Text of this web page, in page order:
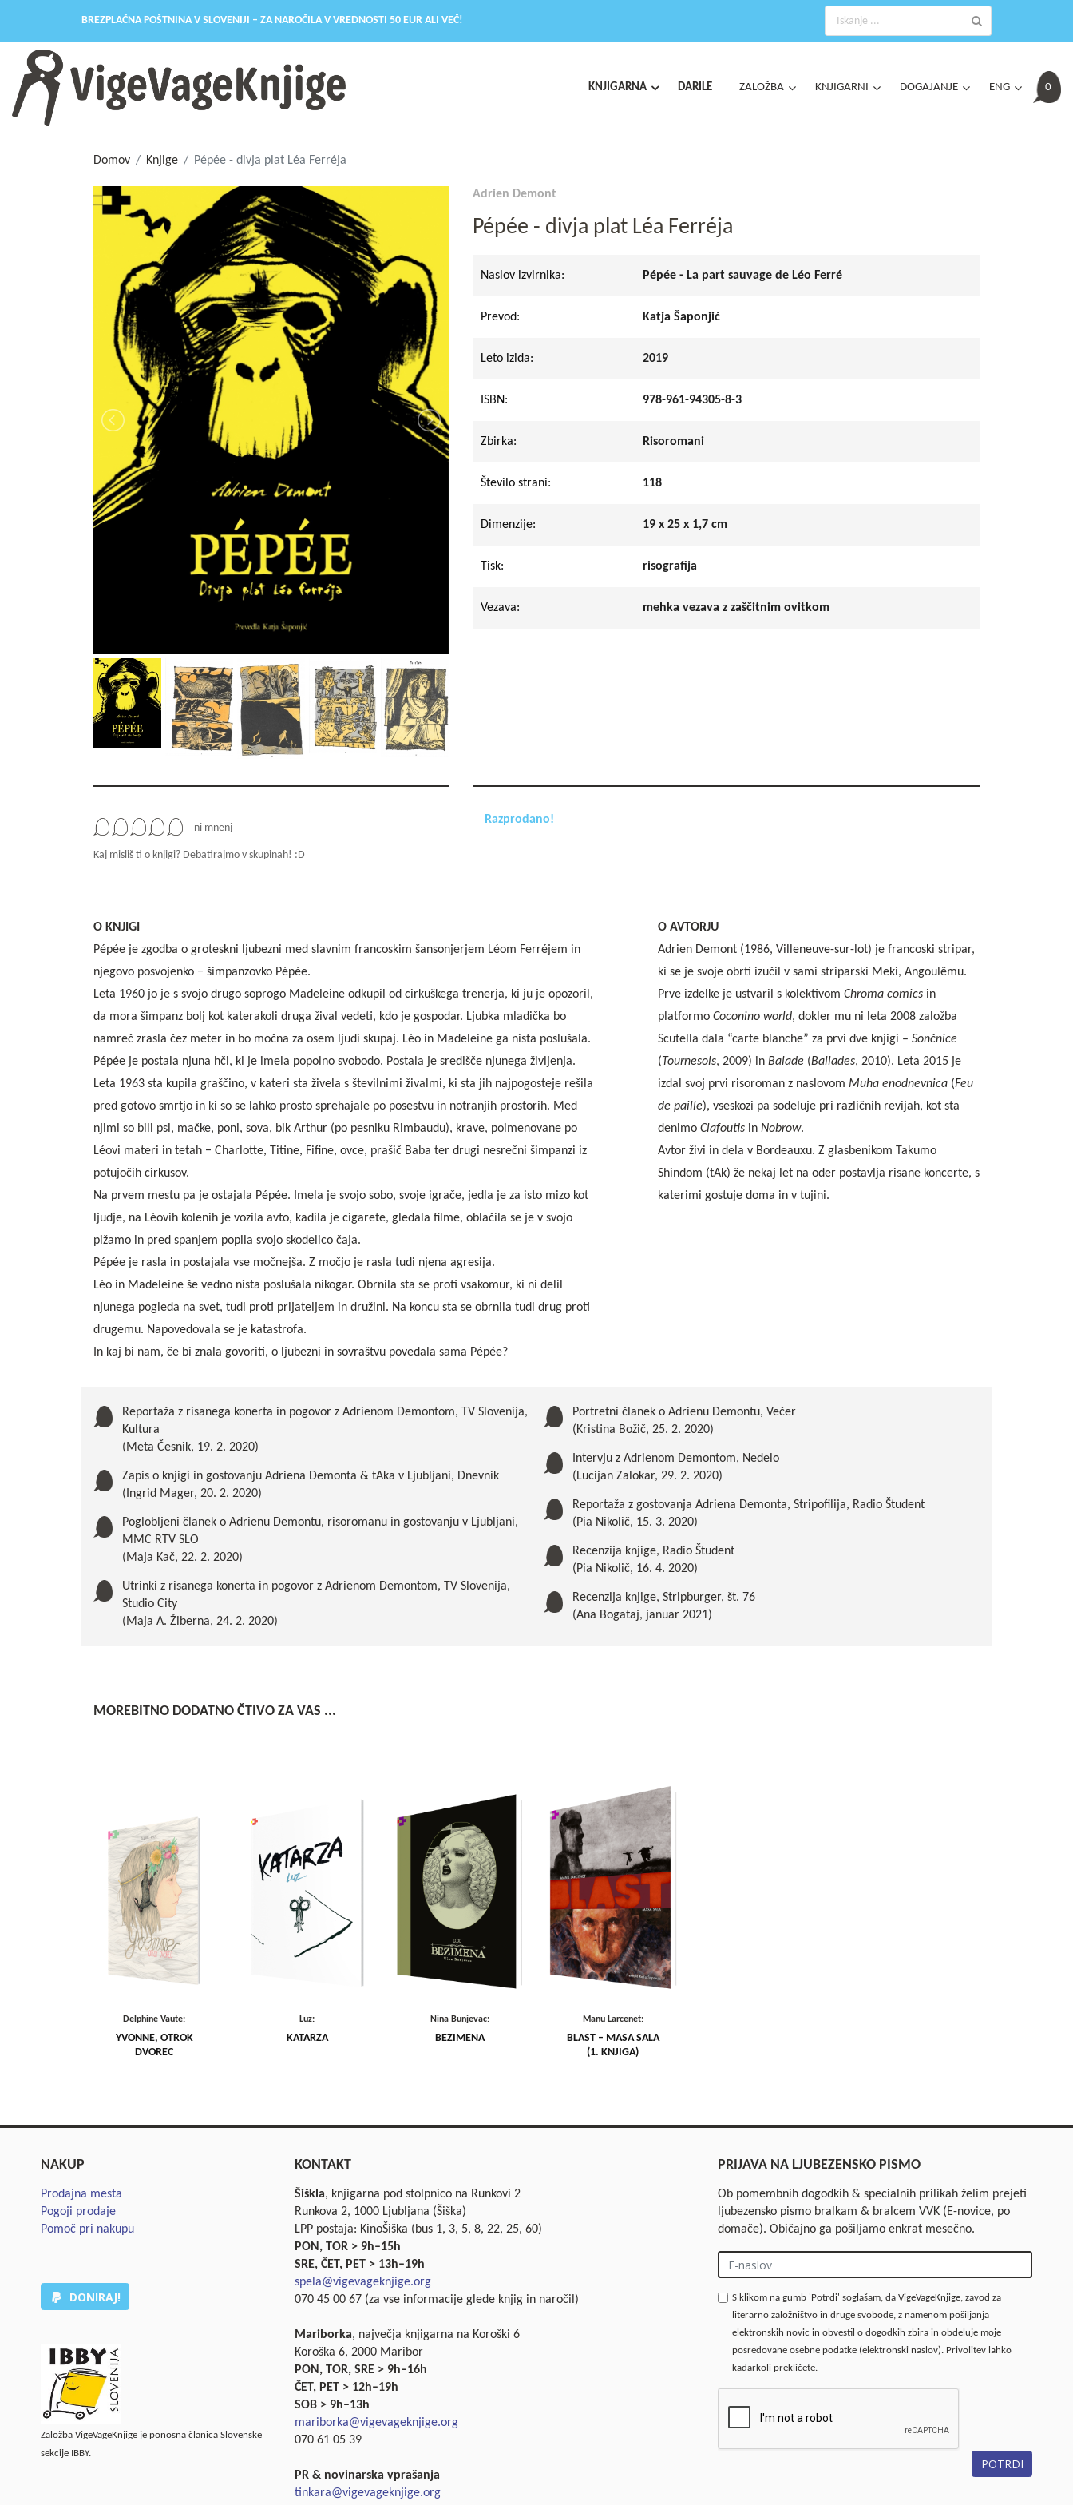
BREZPLAČNA POŠTNINA V SLOVENIJI – ZA NAROČILA V VREDNOSTI 50 EUR ALI VEČ!
KNJIGARNA DARILE ZALOŽBA KNJIGARNI DOGAJANJE ENG 0
Domov Knjige Pépée - divja plat Léa Ferréja
Adrien Demont
Pépée - divja plat Léa Ferréja
Naslov izvirnika: Pépée - La part sauvage de Léo Ferré
Prevod: Katja Šaponjić
Leto izida: 2019
ISBN: 978-961-94305-8-3
Zbirka: Risoromani
Število strani: 118
Dimenzije: 19 x 25 x 1,7 cm
Tisk: risografija
Vezava: mehka vezava z zaščitnim ovitkom
ni mnenj
Kaj misliš ti o knjigi? Debatirajmo v skupinah! :D
Razprodano!
O KNJIGI
Pépée je zgodba o groteskni ljubezni med slavnim francoskim šansonjerjem Léom Ferréjem in
njegovo posvojenko − šimpanzovko Pépée.
Leta 1960 jo je s svojo drugo soprogo Madeleine odkupil od cirkuškega trenerja, ki ju je opozoril,
da mora šimpanz bolj kot katerakoli druga žival vedeti, kdo je gospodar. Ljubka mladička bo
namreč zrasla čez meter in bo močna za osem ljudi skupaj. Léo in Madeleine ga nista poslušala.
Pépée je postala njuna hči, ki je imela popolno svobodo. Postala je središče njunega življenja.
Leta 1963 sta kupila graščino, v kateri sta živela s številnimi živalmi, ki sta jih najpogosteje rešila
pred gotovo smrtjo in ki so se lahko prosto sprehajale po posestvu in notranjih prostorih. Med
njimi so bili psi, mačke, poni, sova, bik Arthur (po pesniku Rimbaudu), krave, poimenovane po
Léovi materi in tetah − Charlotte, Titine, Fifine, ovce, prašič Baba ter drugi nesrečni šimpanzi iz
potujočih cirkusov.
Na prvem mestu pa je ostajala Pépée. Imela je svojo sobo, svoje igrače, jedla je za isto mizo kot
ljudje, na Léovih kolenih je vozila avto, kadila je cigarete, gledala filme, oblačila se je v svojo
pižamo in pred spanjem popila svojo skodelico čaja.
Pépée je rasla in postajala vse močnejša. Z močjo je rasla tudi njena agresija.
Léo in Madeleine še vedno nista poslušala nikogar. Obrnila sta se proti vsakomur, ki ni delil
njunega pogleda na svet, tudi proti prijateljem in družini. Na koncu sta se obrnila tudi drug proti
drugemu. Napovedovala se je katastrofa.
In kaj bi nam, če bi znala govoriti, o ljubezni in sovraštvu povedala sama Pépée?
O AVTORJU
Adrien Demont (1986, Villeneuve-sur-lot) je francoski stripar,
ki se je svoje obrti izučil v sami striparski Meki, Angoulêmu.
Prve izdelke je ustvaril s kolektivom Chroma comics in
platformo Coconino world, dokler mu ni leta 2008 založba
Scutella dala “carte blanche” za prvi dve knjigi – Sončnice
(Tournesols, 2009) in Balade (Ballades, 2010). Leta 2015 je
izdal svoj prvi risoroman z naslovom Muha enodnevnica (Feu
de paille), vseskozi pa sodeluje pri različnih revijah, kot sta
denimo Clafoutis in Nobrow.
Avtor živi in dela v Bordeauxu. Z glasbenikom Takumo
Shindom (tAk) že nekaj let na oder postavlja risane koncerte, s
katerimi gostuje doma in v tujini.
Reportaža z risanega konerta in pogovor z Adrienom Demontom, TV Slovenija,
Kultura
(Meta Česnik, 19. 2. 2020)
Zapis o knjigi in gostovanju Adriena Demonta & tAka v Ljubljani, Dnevnik
(Ingrid Mager, 20. 2. 2020)
Poglobljeni članek o Adrienu Demontu, risoromanu in gostovanju v Ljubljani,
MMC RTV SLO
(Maja Kač, 22. 2. 2020)
Utrinki z risanega konerta in pogovor z Adrienom Demontom, TV Slovenija,
Studio City
(Maja A. Žiberna, 24. 2. 2020)
Portretni članek o Adrienu Demontu, Večer
(Kristina Božič, 25. 2. 2020)
Intervju z Adrienom Demontom, Nedelo
(Lucijan Zalokar, 29. 2. 2020)
Reportaža z gostovanja Adriena Demonta, Stripofilija, Radio Študent
(Pia Nikolič, 15. 3. 2020)
Recenzija knjige, Radio Študent
(Pia Nikolič, 16. 4. 2020)
Recenzija knjige, Stripburger, št. 76
(Ana Bogataj, januar 2021)
MOREBITNO DODATNO ČTIVO ZA VAS ...
Delphine Vaute:
YVONNE, OTROK
DVOREC
Luz:
KATARZA
Nina Bunjevac:
BEZIMENA
Manu Larcenet:
BLAST – MASA SALA
(1. KNJIGA)
NAKUP
Prodajna mesta
Pogoji prodaje
Pomoč pri nakupu
DONIRAJ!
Založba VigeVageKnjige je ponosna članica Slovenske
sekcije IBBY.
KONTAKT
Šiškla, knjigarna pod stolpnico na Runkovi 2
Runkova 2, 1000 Ljubljana (Šiška)
LPP postaja: KinoŠiška (bus 1, 3, 5, 8, 22, 25, 60)
PON, TOR > 9h–15h
SRE, ČET, PET > 13h–19h
spela@vigevageknjige.org
070 45 00 67 (za vse informacije glede knjig in naročil)
Mariborka, največja knjigarna na Koroški 6
Koroška 6, 2000 Maribor
PON, TOR, SRE > 9h–16h
ČET, PET > 12h–19h
SOB > 9h–13h
mariborka@vigevageknjige.org
070 61 05 39
PR & novinarska vprašanja
tinkara@vigevageknjige.org
PRIJAVA NA LJUBEZENSKO PISMO
Ob pomembnih dogodkih & specialnih prilikah želim prejeti
ljubezensko pismo bralkam & bralcem VVK (E-novice, po
domače). Običajno ga pošiljamo enkrat mesečno.
S klikom na gumb 'Potrdi' soglašam, da VigeVageKnjige, zavod za
literarno založništvo in druge svobode, z namenom pošiljanja
elektronskih novic in obvestil o dogodkih zbira in obdeluje moje
posredovane osebne podatke (elektronski naslov). Privolitev lahko
kadarkoli prekličete.
POTRDI